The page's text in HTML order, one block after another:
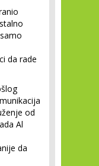
da rade
od
Al
da